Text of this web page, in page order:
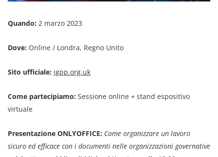
Quando: 2 marzo 2023
Dove: Online / Londra, Regno Unito
Sito ufficiale: igpp.org.uk
Come partecipiamo: Sessione online + stand espositivo
virtuale
Presentazione ONLYOFFICE: Come organizzare un lavoro
sicuro ed efficace con i documenti nelle organizzazioni governative